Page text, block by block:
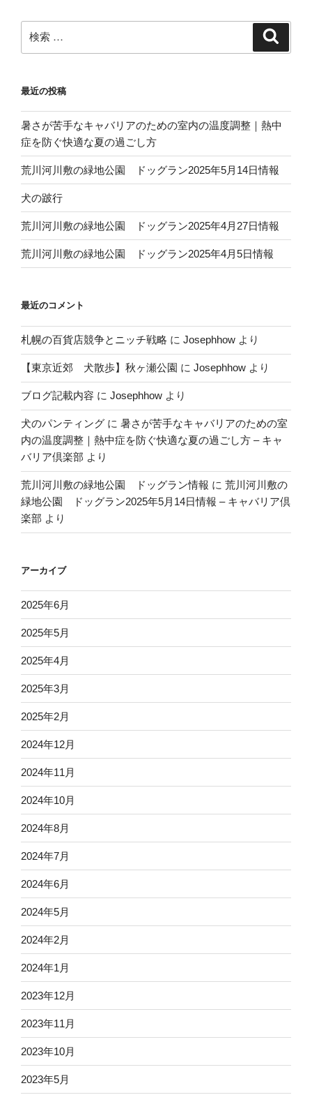
ン
索:
最近の投稿
暑さが苦手なキャバリアのための室内の温度調整｜熱中
症を防ぐ快適な夏の過ごし方
荒川河川敷の緑地公園 ドッグラン2025年5月14日情報
犬の跛行
荒川河川敷の緑地公園 ドッグラン2025年4月27日情報
荒川河川敷の緑地公園 ドッグラン2025年4月5日情報
最近のコメント
札幌の百貨店競争とニッチ戦略 に Josephhow より
【東京近郊 犬散歩】秋ヶ瀬公園 に Josephhow より
ブログ記載内容 に Josephhow より
犬のパンティング に 暑さが苦手なキャバリアのための室
内の温度調整｜熱中症を防ぐ快適な夏の過ごし方 – キャ
バリア倶楽部 より
荒川河川敷の緑地公園 ドッグラン情報 に 荒川河川敷の
緑地公園 ドッグラン2025年5月14日情報 – キャバリア倶
楽部 より
アーカイブ
2025年6月
2025年5月
2025年4月
2025年3月
2025年2月
2024年12月
2024年11月
2024年10月
2024年8月
2024年7月
2024年6月
2024年5月
2024年2月
2024年1月
2023年12月
2023年11月
2023年10月
2023年5月